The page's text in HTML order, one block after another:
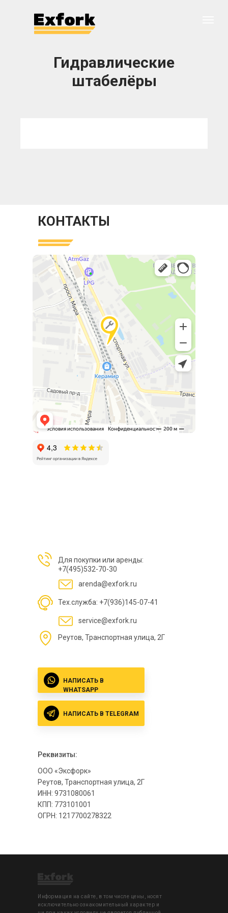
Гидравлические
штабелёры
Для покупки или аренды:
+7(495)532-70-30
КОНТАКТЫ
service@exfork.ru
arenda@exfork.ru
ООО «Эксфорк»
Реутов, Транспортная улица, 2Г
ИНН: 9731080061
КПП: 773101001
ОГРН: 1217700278322
Реутов, Транспортная улица, 2Г
Тех.служба: +7(936)145-07-41
Реквизиты:
НАПИСАТЬ В
WHATSAPP
НАПИСАТЬ В TELEGRAM
Информация на сайте, в том числе цены, носят
исключительно ознакомительный характер и